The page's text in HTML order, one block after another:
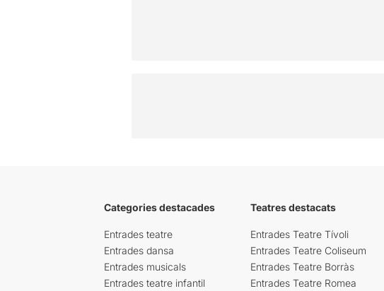
Categories destacades
Entrades teatre
Entrades dansa
Entrades musicals
Entrades teatre infantil
Teatres destacats
Entrades Teatre Tívoli
Entrades Teatre Coliseum
Entrades Teatre Borràs
Entrades Teatre Romea